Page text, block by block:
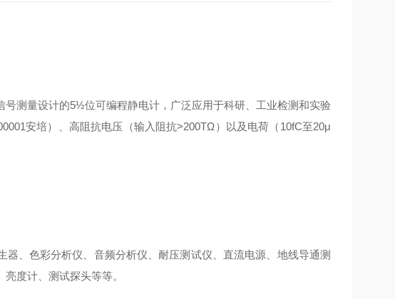
测量设计的5½位可编程静电计，广泛应用于科研、工业检测和实验
安培）、高阻抗电压（输入阻抗>200TΩ）以及电荷（10fC至20μ
、色彩分析仪、音频分析仪、耐压测试仪、直流电源、地线导通测
度计、测试探头等等。